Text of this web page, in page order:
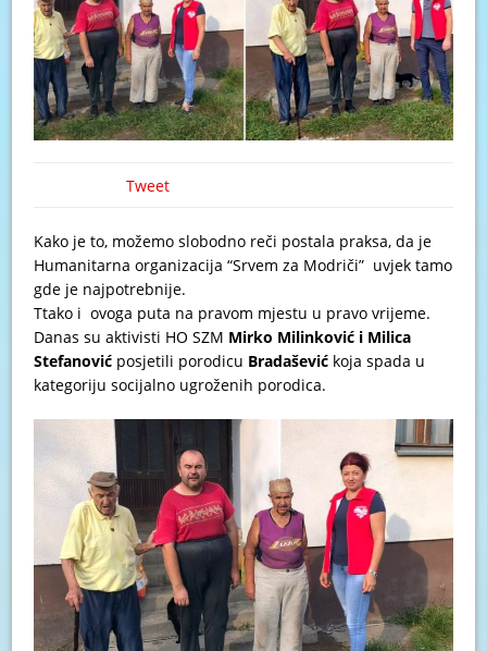
Tweet
Kako je to, možemo slobodno reči postala praksa, da je
Humanitarna organizacija “Srvem za Modriči” uvjek tamo
gde je najpotrebnije.
Ttako i ovoga puta na pravom mjestu u pravo vrijeme.
Danas su aktivisti HO SZM Mirko Milinković i Milica
Stefanović posjetili porodicu Bradašević koja spada u
kategoriju socijalno ugroženih porodica.